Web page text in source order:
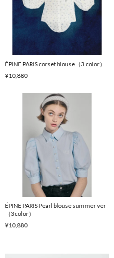
ÉPINE PARIS corset blouse（3 color）
¥10,880
ÉPINE PARIS Pearl blouse summer ver
（3color）
¥10,880